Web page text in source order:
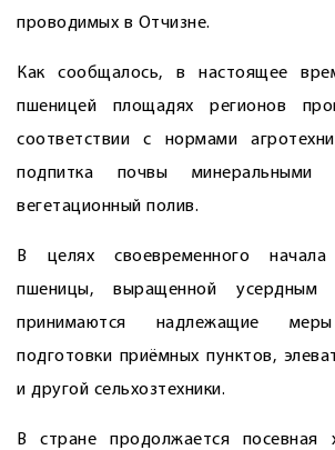
проводимых в Отчизне.
Как сообщалось, в настоящее
пшеницей площадях регионов
соответствии с нормами
подпитка почвы минеральными
вегетационный полив.
В целях своевременного
пшеницы, выращенной усердным
принимаются надлежащие
подготовки приёмных пунктов,
и другой сельхозтехники.
В стране продолжается посевная